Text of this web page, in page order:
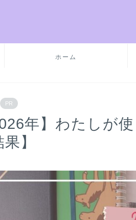
ホーム
PR
年】わたしが
】